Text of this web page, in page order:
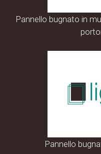
Pannello bugnato in
Pannello